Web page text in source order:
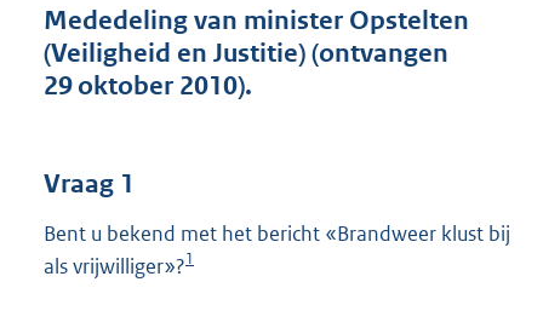
e
:
Mededeling van minister Opstelten
(Veiligheid en Justitie) (ontvangen
29 oktober 2010).
Vraag 1
Bent u bekend met het bericht «Brandweer klust bij
als vrijwilliger»?1